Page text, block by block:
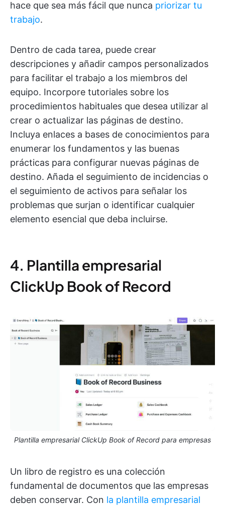
hace que sea más fácil que nunca priorizar tu
trabajo.
Dentro de cada tarea, puede crear
descripciones y añadir campos personalizados
para facilitar el trabajo a los miembros del
equipo. Incorpore tutoriales sobre los
procedimientos habituales que desea utilizar al
crear o actualizar las páginas de destino.
Incluya enlaces a bases de conocimientos para
enumerar los fundamentos y las buenas
prácticas para configurar nuevas páginas de
destino. Añada el seguimiento de incidencias o
el seguimiento de activos para señalar los
problemas que surjan o identificar cualquier
elemento esencial que deba incluirse.
4. Plantilla empresarial
ClickUp Book of Record
Plantilla empresarial ClickUp Book of Record para empresas
Un libro de registro es una colección
fundamental de documentos que las empresas
deben conservar. Con la plantilla empresarial